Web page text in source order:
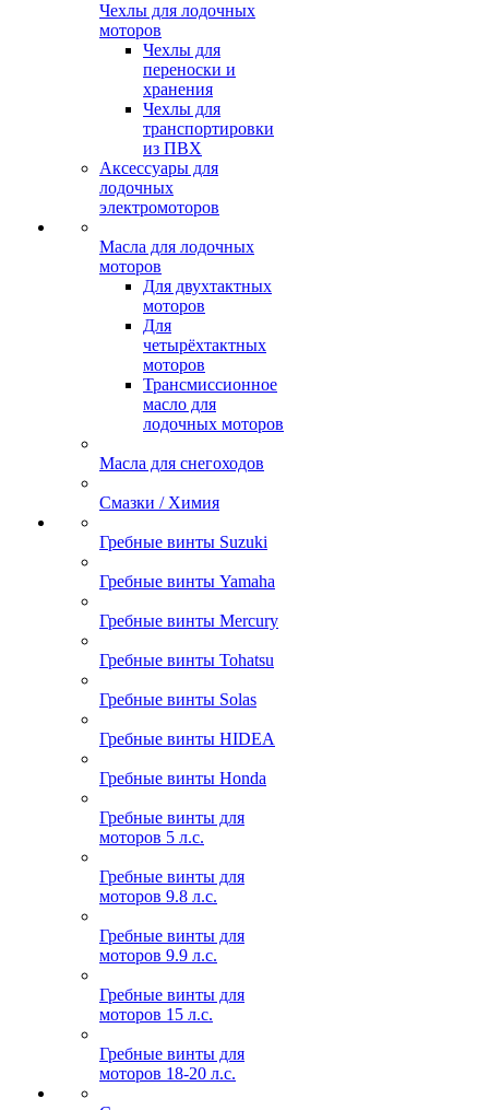
Чехлы для лодочных
моторов
Чехлы для
переноски и
хранения
Чехлы для
транспортировки
из ПВХ
Аксессуары для
лодочных
электромоторов
Масла для лодочных
моторов
Для двухтактных
моторов
Для
четырёхтактных
моторов
Трансмиссионное
масло для
лодочных моторов
Масла для снегоходов
Смазки / Химия
Гребные винты Suzuki
Гребные винты Yamaha
Гребные винты Mercury
Гребные винты Tohatsu
Гребные винты Solas
Гребные винты HIDEA
Гребные винты Honda
Гребные винты для
моторов 5 л.с.
Гребные винты для
моторов 9.8 л.с.
Гребные винты для
моторов 9.9 л.с.
Гребные винты для
моторов 15 л.с.
Гребные винты для
моторов 18-20 л.с.